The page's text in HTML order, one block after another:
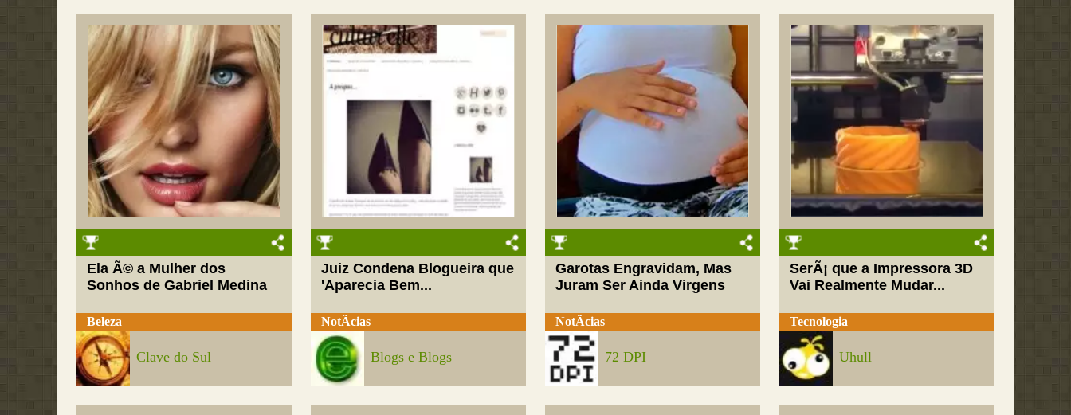
Ela Ã© a Mulher dos
Sonhos de Gabriel Medina
Beleza
Clave do Sul
Juiz Condena Blogueira que
'Aparecia Bem...
NotÃ­cias
Blogs e Blogs
Garotas Engravidam, Mas
Juram Ser Ainda Virgens
NotÃ­cias
72 DPI
SerÃ¡ que a Impressora 3D
Vai Realmente Mudar...
Tecnologia
Uhull